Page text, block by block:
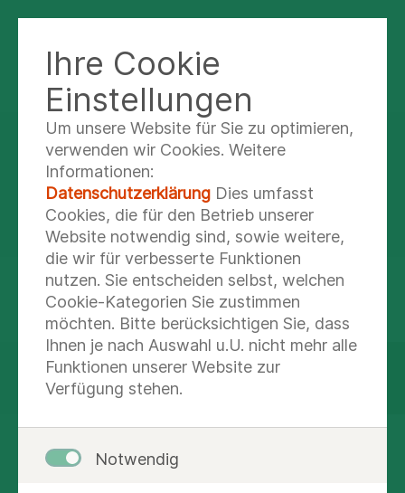
ZENTRUM FÜR REHABILITATION BAD
ABBACH
Unsere Experten sind
für Sie da
ÄRZTE UND THERAPEUTEN
Erfahren Sie mehr über unsere
Experten aus Medizin und Therapie.
PFLEGEEXPERTEN
Ihre Cookie
Einstellungen
Um unsere Website für Sie zu optimieren,
verwenden wir Cookies. Weitere
Informationen:
Datenschutzerklärung Dies umfasst
Cookies, die für den Betrieb unserer
Website notwendig sind, sowie weitere,
die wir für verbesserte Funktionen
nutzen. Sie entscheiden selbst, welchen
Cookie-Kategorien Sie zustimmen
möchten. Bitte berücksichtigen Sie, dass
Ihnen je nach Auswahl u.U. nicht mehr alle
Funktionen unserer Website zur
Verfügung stehen.
Notwendig